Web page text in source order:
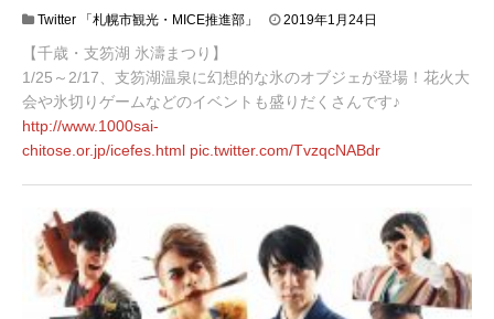
Twitter 「札幌市観光・MICE推進部」 2019年1月24日
9
年
1
2
日
【千歳・支笏湖 氷濤まつり】
1/25～2/17、支笏湖温泉に幻想的な氷のオブジェが登場！花火大
会や氷切りゲームなどのイベントも盛りだくさんです♪
http://www. 1000sai-
chitose.or.jp/icefes.html pic.twitter.com/TvzqcNABdr